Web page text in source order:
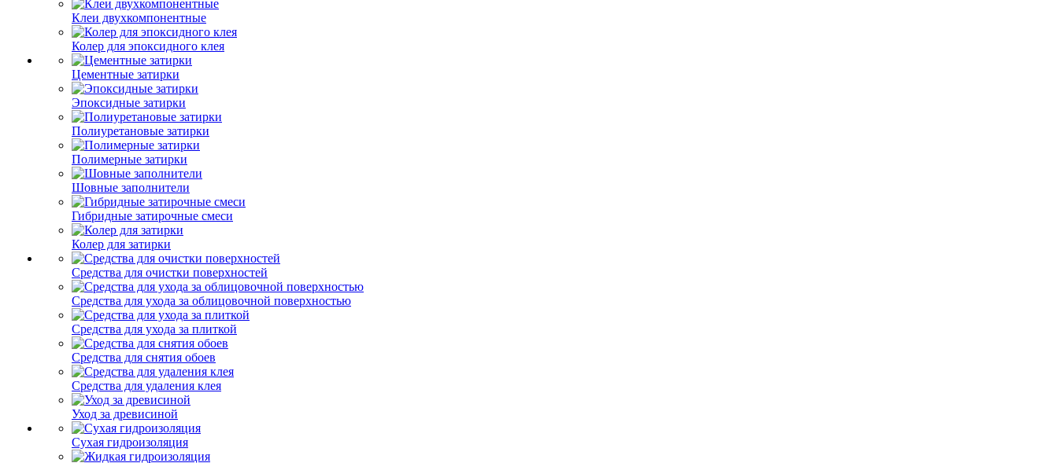
Клеи двухкомпонентные
Колер для эпоксидного клея
Цементные затирки
Эпоксидные затирки
Полиуретановые затирки
Полимерные затирки
Шовные заполнители
Гибридные затирочные смеси
Колер для затирки
Средства для очистки поверхностей
Средства для ухода за облицовочной поверхностью
Средства для ухода за плиткой
Средства для снятия обоев
Средства для удаления клея
Уход за древисиной
Сухая гидроизоляция